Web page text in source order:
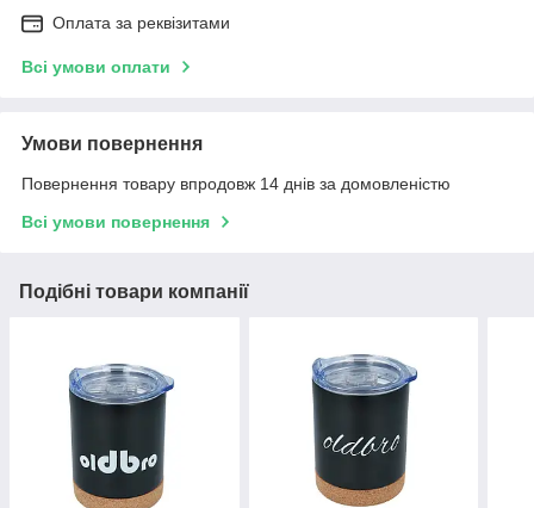
Оплата за реквізитами
Всі умови оплати
Умови повернення
Повернення товару впродовж 14 днів за домовленістю
Всі умови повернення
Подібні товари компанії